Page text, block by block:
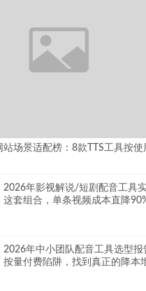
场景适配榜：8款TTS工具按使
2026年影视解说/短剧配音工具
这套组合，单条视频成本直降
2026年中小团队配音工具选型报
按量付费陷阱，找到真正的降本